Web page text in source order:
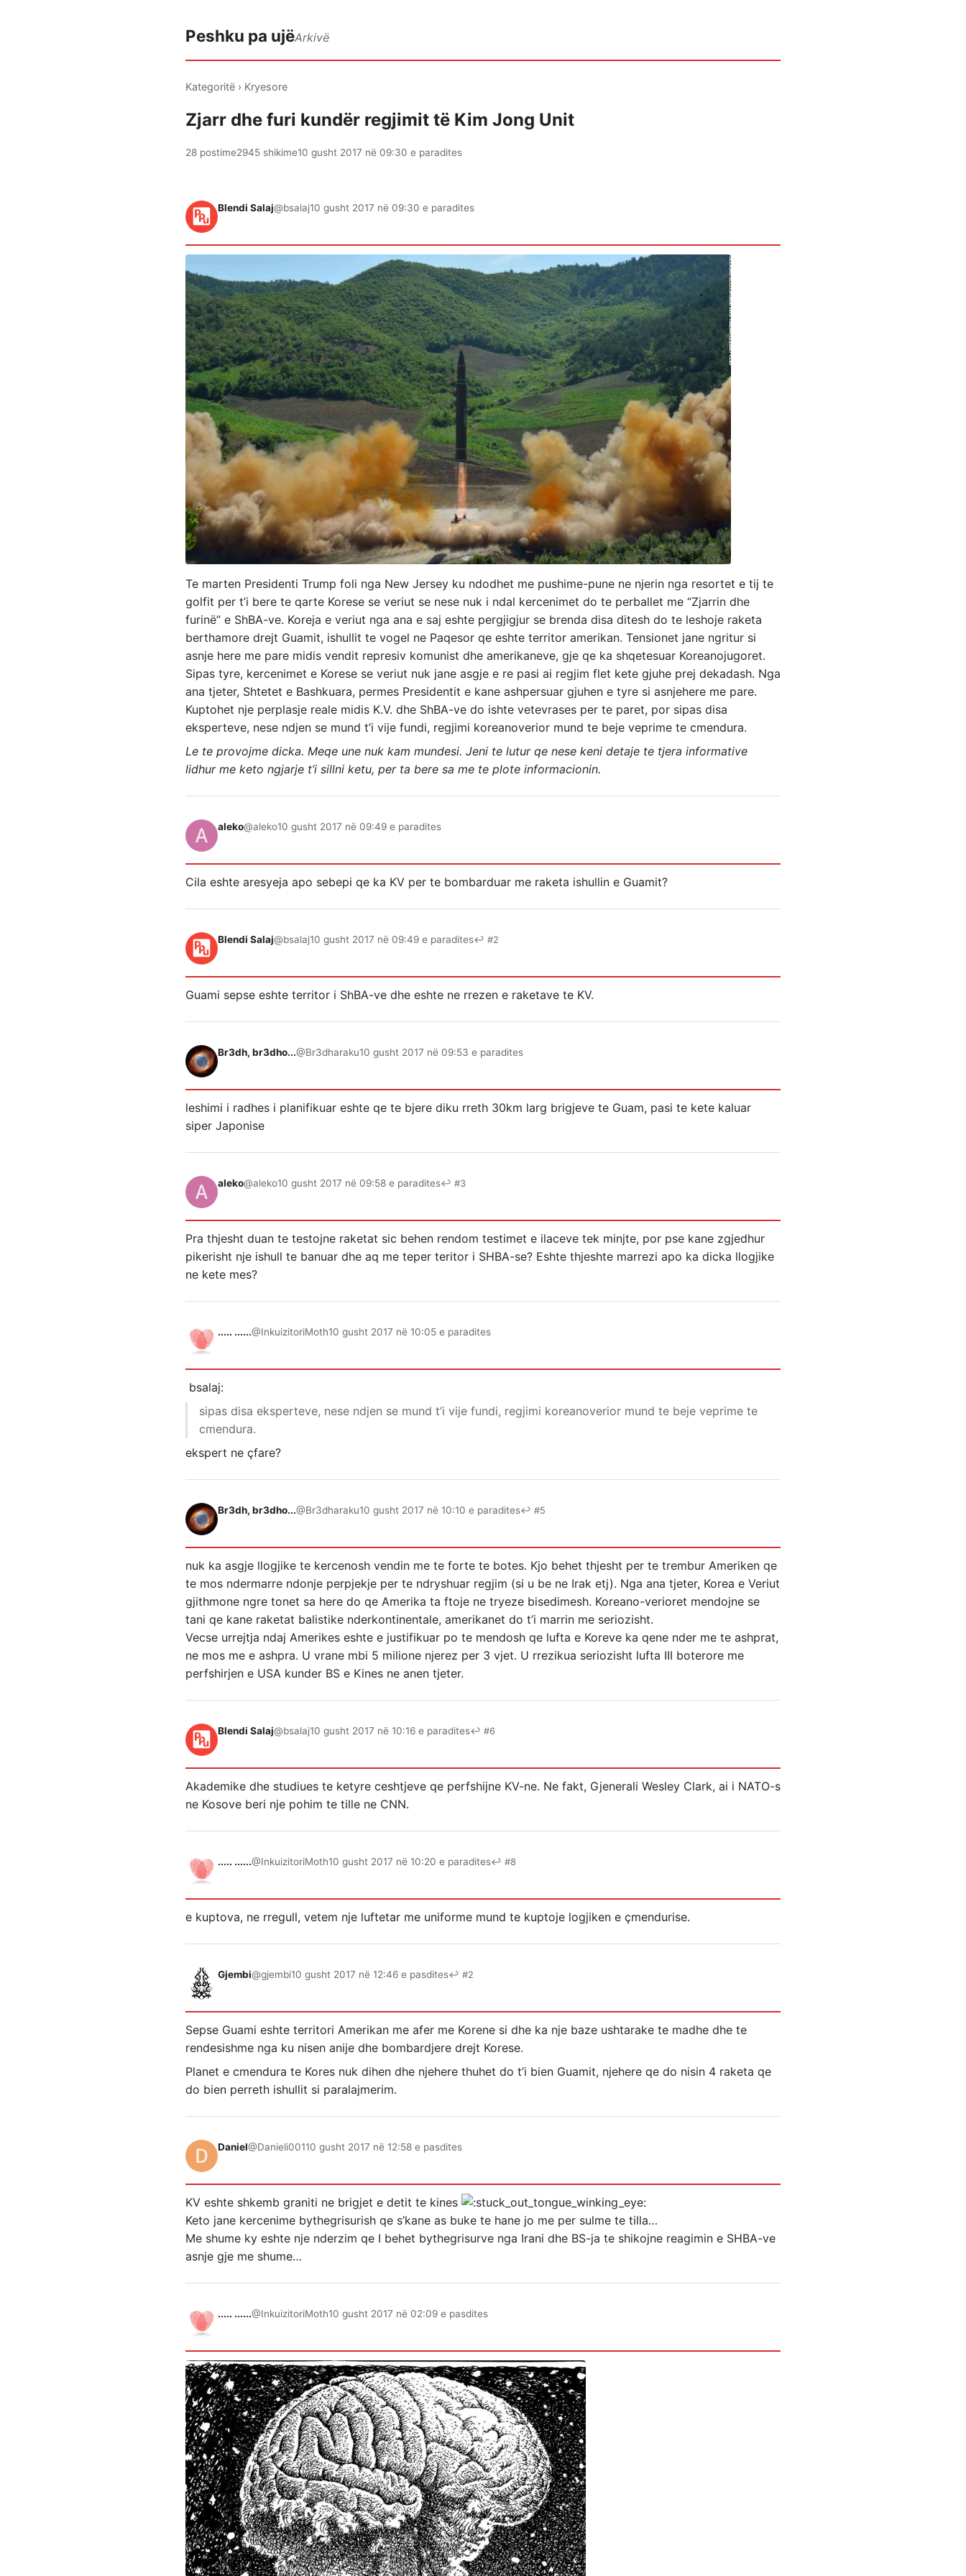
Peshku pa ujëArkivë
Kategoritë › Kryesore
Zjarr dhe furi kundër regjimit të Kim Jong Unit
28 postime2945 shikime10 gusht 2017 në 09:30 e paradites
Blendi Salaj@bsalaj10 gusht 2017 në 09:30 e paradites
Te marten Presidenti Trump foli nga New Jersey ku ndodhet me pushime-pune ne njerin nga resortet e tij te
golfit per t’i bere te qarte Korese se veriut se nese nuk i ndal kercenimet do te perballet me “Zjarrin dhe
furinë” e ShBA-ve. Koreja e veriut nga ana e saj eshte pergjigjur se brenda disa ditesh do te leshoje raketa
berthamore drejt Guamit, ishullit te vogel ne Paqesor qe eshte territor amerikan. Tensionet jane ngritur si
asnje here me pare midis vendit represiv komunist dhe amerikaneve, gje qe ka shqetesuar Koreanojugoret.
Sipas tyre, kercenimet e Korese se veriut nuk jane asgje e re pasi ai regjim flet kete gjuhe prej dekadash. Nga
ana tjeter, Shtetet e Bashkuara, permes Presidentit e kane ashpersuar gjuhen e tyre si asnjehere me pare.
Kuptohet nje perplasje reale midis K.V. dhe ShBA-ve do ishte vetevrases per te paret, por sipas disa
eksperteve, nese ndjen se mund t’i vije fundi, regjimi koreanoverior mund te beje veprime te cmendura.
Le te provojme dicka. Meqe une nuk kam mundesi. Jeni te lutur qe nese keni detaje te tjera informative
lidhur me keto ngjarje t’i sillni ketu, per ta bere sa me te plote informacionin.
aleko@aleko10 gusht 2017 në 09:49 e paradites
Cila eshte aresyeja apo sebepi qe ka KV per te bombarduar me raketa ishullin e Guamit?
Blendi Salaj@bsalaj10 gusht 2017 në 09:49 e paradites↩ #2
Guami sepse eshte territor i ShBA-ve dhe eshte ne rrezen e raketave te KV.
Br3dh, br3dho...@Br3dharaku10 gusht 2017 në 09:53 e paradites
leshimi i radhes i planifikuar eshte qe te bjere diku rreth 30km larg brigjeve te Guam, pasi te kete kaluar
siper Japonise
aleko@aleko10 gusht 2017 në 09:58 e paradites↩ #3
Pra thjesht duan te testojne raketat sic behen rendom testimet e ilaceve tek minjte, por pse kane zgjedhur
pikerisht nje ishull te banuar dhe aq me teper teritor i SHBA-se? Eshte thjeshte marrezi apo ka dicka llogjike
ne kete mes?
..... ......@InkuizitoriMoth10 gusht 2017 në 10:05 e paradites
bsalaj:
sipas disa eksperteve, nese ndjen se mund t’i vije fundi, regjimi koreanoverior mund te beje veprime te
cmendura.
ekspert ne çfare?
Br3dh, br3dho...@Br3dharaku10 gusht 2017 në 10:10 e paradites↩ #5
nuk ka asgje llogjike te kercenosh vendin me te forte te botes. Kjo behet thjesht per te trembur Ameriken qe
te mos ndermarre ndonje perpjekje per te ndryshuar regjim (si u be ne Irak etj). Nga ana tjeter, Korea e Veriut
gjithmone ngre tonet sa here do qe Amerika ta ftoje ne tryeze bisedimesh. Koreano-verioret mendojne se
tani qe kane raketat balistike nderkontinentale, amerikanet do t’i marrin me seriozisht.
Vecse urrejtja ndaj Amerikes eshte e justifikuar po te mendosh qe lufta e Koreve ka qene nder me te ashprat,
ne mos me e ashpra. U vrane mbi 5 milione njerez per 3 vjet. U rrezikua seriozisht lufta III boterore me
perfshirjen e USA kunder BS e Kines ne anen tjeter.
Blendi Salaj@bsalaj10 gusht 2017 në 10:16 e paradites↩ #6
Akademike dhe studiues te ketyre ceshtjeve qe perfshijne KV-ne. Ne fakt, Gjenerali Wesley Clark, ai i NATO-s
ne Kosove beri nje pohim te tille ne CNN.
..... ......@InkuizitoriMoth10 gusht 2017 në 10:20 e paradites↩ #8
e kuptova, ne rregull, vetem nje luftetar me uniforme mund te kuptoje logjiken e çmendurise.
Gjembi@gjembi10 gusht 2017 në 12:46 e pasdites↩ #2
Sepse Guami eshte territori Amerikan me afer me Korene si dhe ka nje baze ushtarake te madhe dhe te
rendesishme nga ku nisen anije dhe bombardjere drejt Korese.
Planet e cmendura te Kores nuk dihen dhe njehere thuhet do t’i bien Guamit, njehere qe do nisin 4 raketa qe
do bien perreth ishullit si paralajmerim.
Daniel@Danieli00110 gusht 2017 në 12:58 e pasdites
KV eshte shkemb graniti ne brigjet e detit te kines
Keto jane kercenime bythegrisurish qe s’kane as buke te hane jo me per sulme te tilla…
Me shume ky eshte nje nderzim qe I behet bythegrisurve nga Irani dhe BS-ja te shikojne reagimin e SHBA-ve
asnje gje me shume…
..... ......@InkuizitoriMoth10 gusht 2017 në 02:09 e pasdites